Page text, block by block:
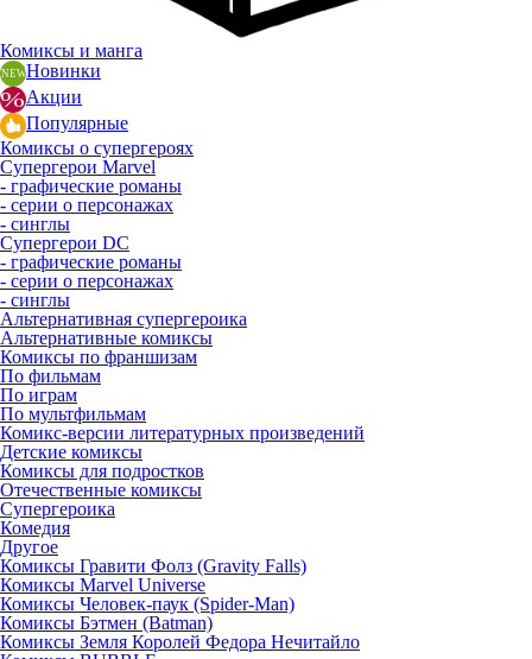
Комиксы и манга
Новинки
Акции
Популярные
Комиксы о супергероях
Супергерои Marvel
- графические романы
- серии о персонажах
- синглы
Супергерои DC
- графические романы
- серии о персонажах
- синглы
Альтернативная супергероика
Альтернативные комиксы
Комиксы по франшизам
По фильмам
По играм
По мультфильмам
Комикс-версии литературных произведений
Детские комиксы
Комиксы для подростков
Отечественные комиксы
Супергероика
Комедия
Другое
Комиксы Гравити Фолз (Gravity Falls)
Комиксы Marvel Universe
Комиксы Человек-паук (Spider-Man)
Комиксы Бэтмен (Batman)
Комиксы Земля Королей Федора Нечитайло